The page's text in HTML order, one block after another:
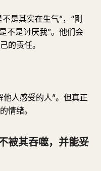
是其实在生气”，“刚
不是讨厌我”。他们会
的责任。
人感受的人”。但真正
情绪。
被其吞噬，并能妥